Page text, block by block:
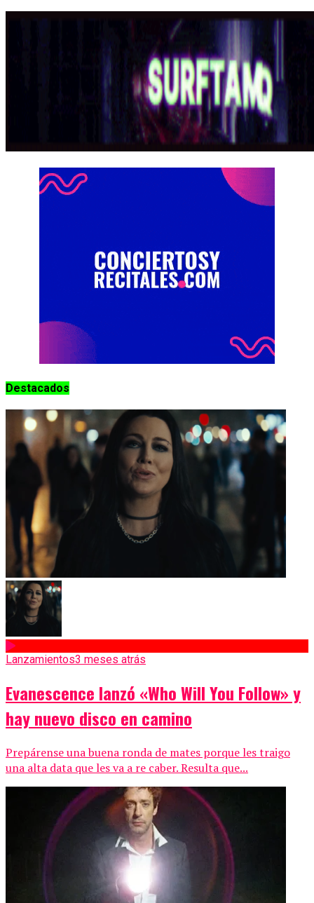
Destacados
Lanzamientos3 meses atrás
Evanescence lanzó «Who Will You Follow» y
hay nuevo disco en camino
Prepárense una buena ronda de mates porque les traigo
una alta data que les va a re caber. Resulta que...